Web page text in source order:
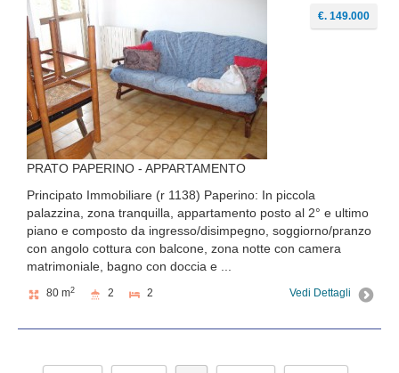
€. 149.000
PRATO PAPERINO - APPARTAMENTO
Principato Immobiliare (r 1138) Paperino: In piccola
palazzina, zona tranquilla, appartamento posto al 2° e ultimo
piano e composto da ingresso/disimpegno, soggiorno/pranzo
con angolo cottura con balcone, zona notte con camera
matrimoniale, bagno con doccia e ...
80 m2 2 2 Vedi Dettagli